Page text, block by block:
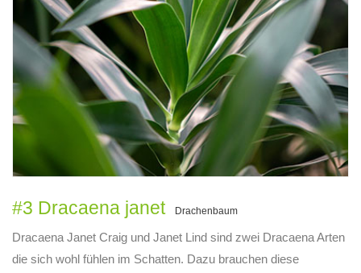
#3 Dracaena janet Drachenbaum
Dracaena Janet Craig und Janet Lind sind zwei Dracaena Arten
die sich wohl fühlen im Schatten. Dazu brauchen diese